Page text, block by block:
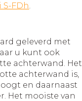
S-FDh
geleverd met
u kunt ook
achterwand. Het
achterwand is,
en daarnaast
Het mooiste van